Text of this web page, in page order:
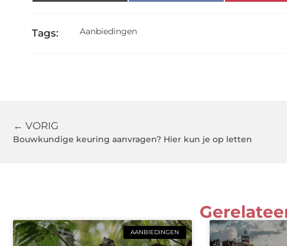
Tags: Aanbiedingen
← VORIG
Bouwkundige keuring aanvragen? Hier kun je op letten
AANBIEDINGEN